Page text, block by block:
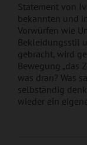
Statement von
bekannten und
Vorwürfen wie
Bekleidungsstil
gebracht, wird
Bewegung „das
was dran? Was
selbständig
wieder ein